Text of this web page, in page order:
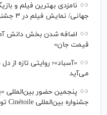
جهانی/ نمایش فیلم در ۳ جشنواره دیگر
اضافه شدن بخش دانش
قیمت جان»
«آسباد»؛ روایتی تازه از
می‌آید
پنجمین حضور بین‌المللی
جشنواره بین‌المللی Cinétoile تونس